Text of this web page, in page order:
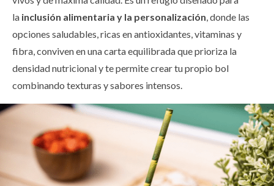
la inclusión alimentaria y la personalización, donde las
opciones saludables, ricas en antioxidantes, vitaminas y
fibra, conviven en una carta equilibrada que prioriza la
densidad nutricional y te permite crear tu propio bol
combinando texturas y sabores intensos.